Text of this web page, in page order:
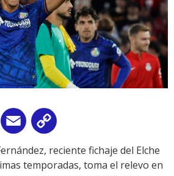
WhatsApp
Email
Link
reciente fichaje del Elche
temporadas, toma el relevo en